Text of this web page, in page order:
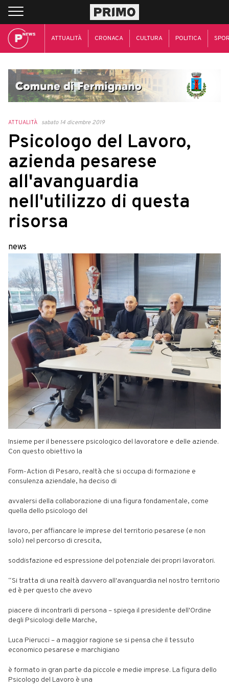
ATTUALITÀ CRONACA CULTURA POLITICA
ATTUALITÀ sabato 14 dicembre 2019
Psicologo del Lavoro,
azienda pesarese
all'avanguardia
nell'utilizzo di questa
risorsa
news
Insieme per il benessere psicologico del lavoratore e delle aziende.
Con questo obiettivo la
Form-Action di Pesaro, realtà che si occupa di formazione e
consulenza aziendale, ha deciso di
avvalersi della collaborazione di una figura fondamentale, come
quella dello psicologo del
lavoro, per affiancare le imprese del territorio pesarese (e non
solo) nel percorso di crescita,
soddisfazione ed espressione del potenziale dei propri lavoratori.
“Si tratta di una realtà davvero all'avanguardia nel nostro territorio
ed è per questo che avevo
piacere di incontrarli di persona – spiega il presidente dell'Ordine
degli Psicologi delle Marche,
Luca Pierucci – a maggior ragione se si pensa che il tessuto
economico pesarese e marchigiano
è formato in gran parte da piccole e medie imprese. La figura dello
Psicologo del Lavoro è una